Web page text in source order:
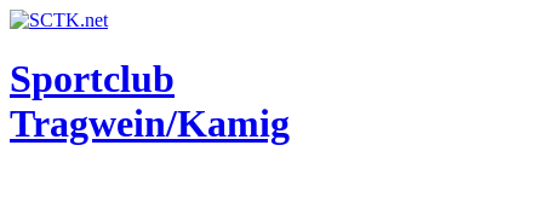
Sportclub
Tragwein/Kamig